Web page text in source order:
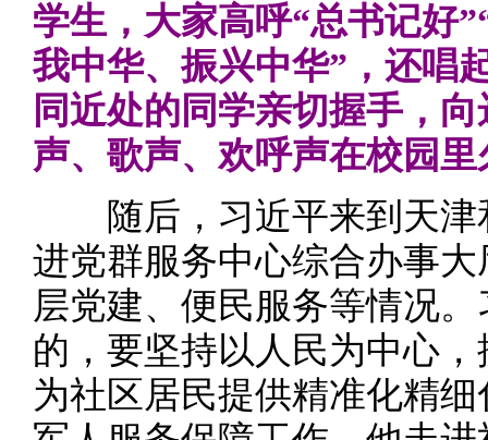
学生，大家高呼“总书记好
我中华、振兴中华”，还唱
同近处的同学亲切握手，
声、歌声、欢呼声在校园
随后，习近平来到天津
进党群服务中心综合办事
层党建、便民服务等情况
的，要坚持以人民为中心
为社区居民提供精准化精